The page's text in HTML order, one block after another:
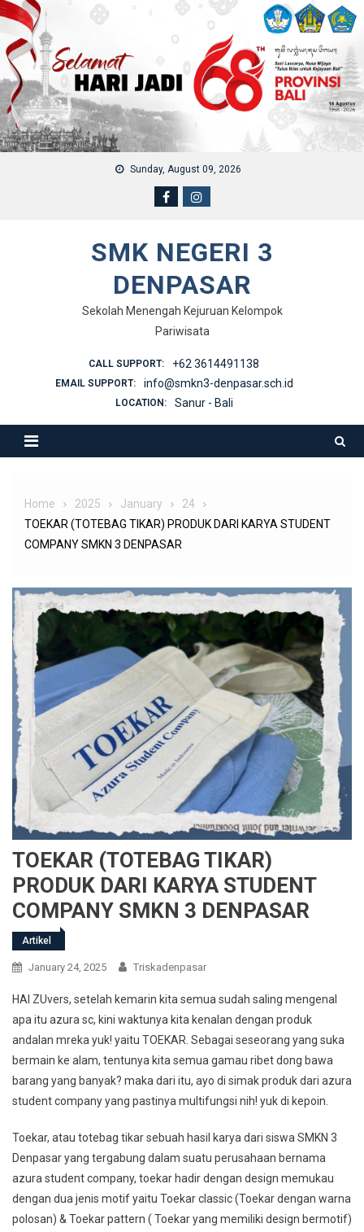
Skip to content
Sunday, August 09, 2026
SMK NEGERI 3
DENPASAR
Sekolah Menengah Kejuruan Kelompok
Pariwisata
CALL SUPPORT: +62 3614491138
EMAIL SUPPORT: info@smkn3-denpasar.sch.id
LOCATION: Sanur - Bali
Home 2025 January
24
TOEKAR (TOTEBAG TIKAR) PRODUK DARI KARYA STUDENT
COMPANY SMKN 3 DENPASAR
TOEKAR (TOTEBAG TIKAR)
PRODUK DARI KARYA STUDENT
COMPANY SMKN 3 DENPASAR
Artikel
January 24, 2025 Triskadenpasar
HAI ZUvers, setelah kemarin kita semua sudah saling mengenal
apa itu azura sc, kini waktunya kita kenalan dengan produk
andalan mreka yuk! yaitu TOEKAR. Sebagai seseorang yang suka
bermain ke alam, tentunya kita semua gamau ribet dong bawa
barang yang banyak? maka dari itu, ayo di simak produk dari azura
student company yang pastinya multifungsi nih! yuk di kepoin.
Toekar, atau totebag tikar sebuah hasil karya dari siswa SMKN 3
Denpasar yang tergabung dalam suatu perusahaan bernama
azura student company, toekar hadir dengan design memukau
dengan dua jenis motif yaitu Toekar classic (Toekar dengan warna
polosan) & Toekar pattern ( Toekar yang memiliki design bermotif)